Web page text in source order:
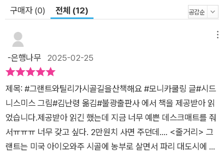
구매자 (0) 전체 (12)
-은행나무 2025-02-25
제목: #그랜트와틸리가시골길을산책해요 #모니카쿨링 글#시드
니스미스 그림#김난령 옮김#불광출판사 에서 책을 제공받아 읽
었습니다.제공받아 읽긴 했는데 지금 너무 예쁜 데스크매트를 줘
서ㅠㅠㅠ 너무 갖고 싶다. 2만원치 사면 주던데…. <줄거리> 그
랜트는 미국 아이오와주 시골에 농부로 살면서 파리 대도시에 나